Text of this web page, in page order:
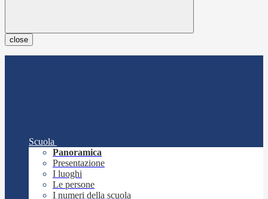
close
Scuola
Panoramica
Presentazione
I luoghi
Le persone
I numeri della scuola